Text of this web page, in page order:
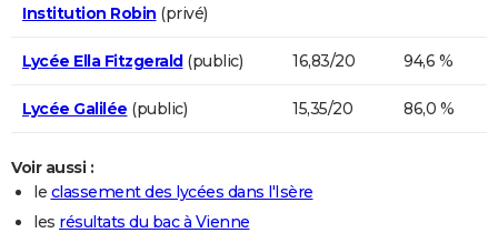
Institution Robin (privé)
Lycée Ella Fitzgerald(public) 16,83/20 94,6 %
Lycée Galilée (public) 15,35/20 86,0 %
Voir aussi :
le classement des lycées dans l'Isère
les résultats du bac à Vienne